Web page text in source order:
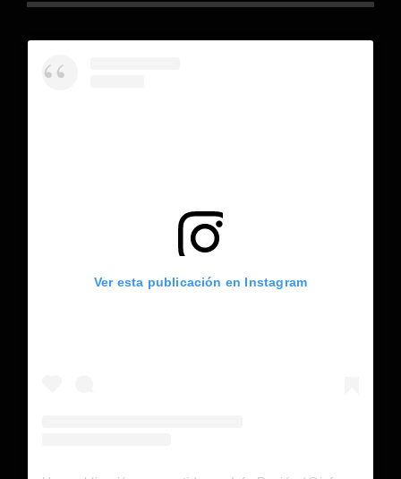
Ver esta publicación en Instagram